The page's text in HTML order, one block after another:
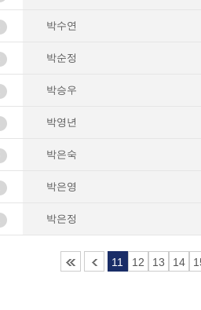
박수연
박순정
박승우
박영년
박은숙
박은영
박은정
11 12 13 14